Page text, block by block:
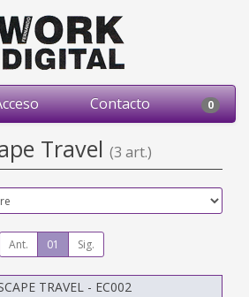
Contacto 0
Travel (3 art.)
Ant. 01 Sig.
TRAVEL - EC002